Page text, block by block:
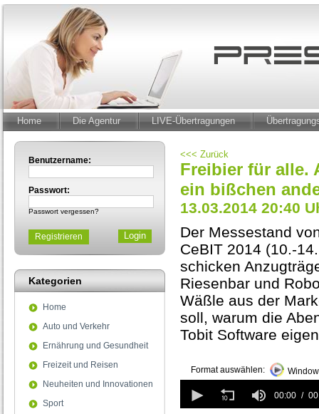
Home Die Agentur LIVE-Übertragungen
Benutzername:
Passwort:
Passwort vergessen?
Registrieren
Kategorien
Home
Auto und Verkehr
Ernährung und Gesundheit
Freizeit und Reisen
Neuheiten und Innovationen
Sport
<<< Zurück
Freibier für alle.
ein bißchen
13.03.2014 20:40
Der Messestand
CeBIT 2014 (10.-
schicken
Riesenbar und
Wäßle aus der
soll, warum die
Tobit Software
Format auswählen:
seconds
of
00:00